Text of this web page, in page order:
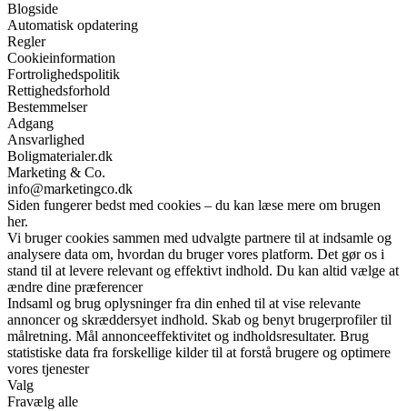
Blogside
Automatisk opdatering
Regler
Cookieinformation
Fortrolighedspolitik
Rettighedsforhold
Bestemmelser
Adgang
Ansvarlighed
Boligmaterialer.dk
Marketing & Co.
info@marketingco.dk
Siden fungerer bedst med cookies – du kan læse mere om brugen
her.
Vi bruger cookies sammen med udvalgte partnere til at indsamle og
analysere data om, hvordan du bruger vores platform. Det gør os i
stand til at levere relevant og effektivt indhold. Du kan altid vælge at
ændre dine præferencer
Indsaml og brug oplysninger fra din enhed til at vise relevante
annoncer og skræddersyet indhold. Skab og benyt brugerprofiler til
målretning. Mål annonceeffektivitet og indholdsresultater. Brug
statistiske data fra forskellige kilder til at forstå brugere og optimere
vores tjenester
Valg
Fravælg alle